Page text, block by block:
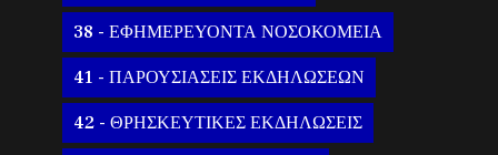
38 - ΕΦΗΜΕΡΕΥΟΝΤΑ ΝΟΣΟΚΟΜΕΙΑ
41 - ΠΑΡΟΥΣΙΑΣΕΙΣ ΕΚΔΗΛΩΣΕΩΝ
42 - ΘΡΗΣΚΕΥΤΙΚΕΣ ΕΚΔΗΛΩΣΕΙΣ